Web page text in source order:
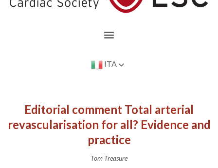
ITA
Editorial comment Total arterial
revascularisation for all? Evidence and
practice
Tom Treasure